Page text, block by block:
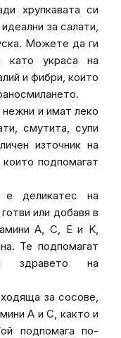
хрупкавата си
за салати,
Можете да ги
като украса на
и фибри, които
и имат леко
смутита, супи
източник на
подпомагат
деликатес на
или добавя в
A, C, E и K,
Те подпомагат
здравето на
за сосове,
A и C, както и
подпомага по-